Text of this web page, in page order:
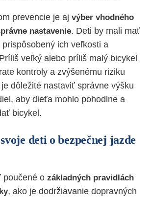
prevencie je aj výber vhodného
nastavenie. Deti by mali mať
prispôsobený ich veľkosti a
veľký alebo príliš malý bicykel
kontroly a zvýšenému riziku
dôležité nastaviť správne výšku
aby dieťa mohlo pohodlne a
bicykel.
deti o bezpečnej jazde
poučené o základných pravidlách
, ako je dodržiavanie dopravných